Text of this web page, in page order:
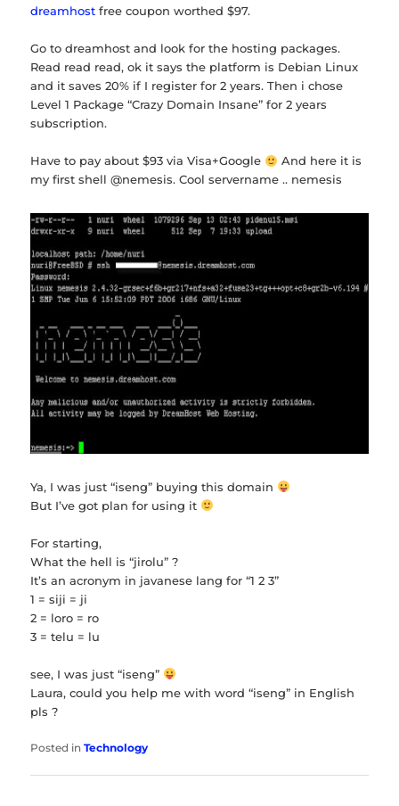
dreamhost free coupon worthed $97.
Go to dreamhost and look for the hosting packages.
Read read read, ok it says the platform is Debian Linux
and it saves 20% if I register for 2 years. Then i chose
Level 1 Package “Crazy Domain Insane” for 2 years
subscription.
Have to pay about $93 via Visa+Google
And here it is
my first shell @nemesis. Cool servername .. nemesis
Ya, I was just “iseng” buying this domain
But I’ve got plan for using it
For starting,
What the hell is “jirolu” ?
It’s an acronym in javanese lang for “1 2 3”
1 = siji = ji
2 = loro = ro
3 = telu = lu
see, I was just “iseng”
Laura, could you help me with word “iseng” in English
pls ?
Posted in Technology